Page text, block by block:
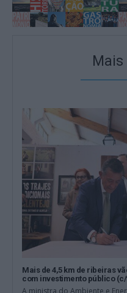
Mais de 4,5 km de ribeiras
com investimento público
A ministra do Ambiente e